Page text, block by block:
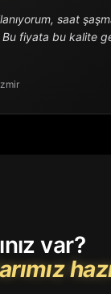
saat
fiyata bu kalite
var?